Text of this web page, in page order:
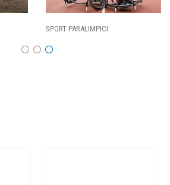
SPORT PARALIMPICI